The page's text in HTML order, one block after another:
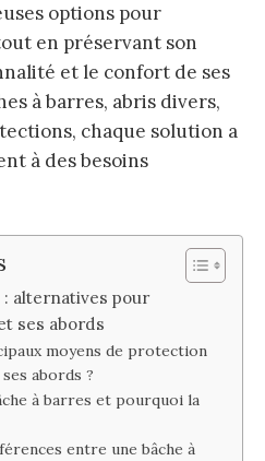
options pour
en préservant son
et le confort de ses
à barres, abris divers,
chaque solution a
à des besoins
alternatives pour
ses abords
moyens de protection
abords ?
à barres et pourquoi la
entre une bâche à